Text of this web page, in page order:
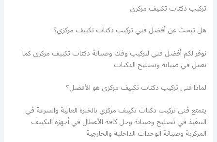
تركيب دكتات تكييف مركزي
هل تبحث عن أفضل فني تركيب دكتات تكييف مركزي؟
نوفر لكم أفضل فني لتركيب وفك وصيانة دكتات تكييف مركزي كما
نعمل في صيانة وتصليح الدكتات
لماذا فني تركيب دكتات تكييف مركزي هو الأفضل؟
يتمتع فني تركيب دكتات تكييف مركزي بالخبرة العالية والسرعة في
التنفيذ في تصليح وصيانة وحل كافة الأعطال في أجهزة التكييف
المركزية وصيانة الوحدات الداخلية والخارجية